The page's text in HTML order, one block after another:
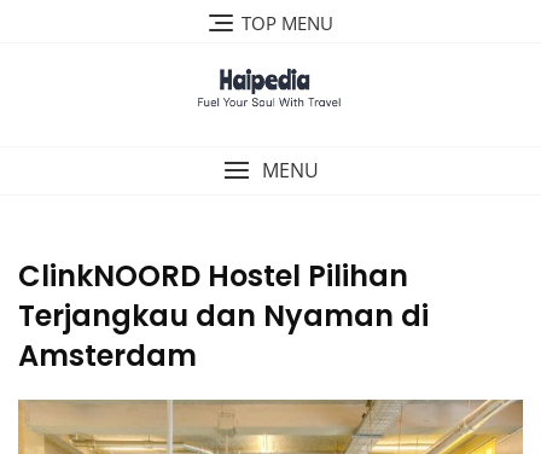
TOP MENU
MENU
ClinkNOORD Hostel Pilihan
Terjangkau dan Nyaman di
Amsterdam